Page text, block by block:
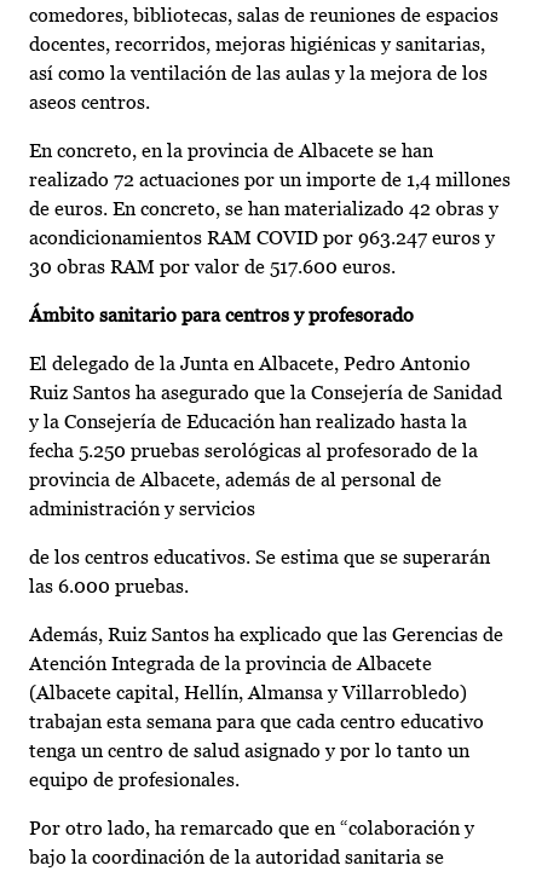
comedores, bibliotecas, salas de reuniones de espacios
docentes, recorridos, mejoras higiénicas y sanitarias,
así como la ventilación de las aulas y la mejora de los
aseos centros.
En concreto, en la provincia de Albacete se han
realizado 72 actuaciones por un importe de 1,4 millones
de euros. En concreto, se han materializado 42 obras y
acondicionamientos RAM COVID por 963.247 euros y
30 obras RAM por valor de 517.600 euros.
Ámbito sanitario para centros y profesorado
El delegado de la Junta en Albacete, Pedro Antonio
Ruiz Santos ha asegurado que la Consejería de Sanidad
y la Consejería de Educación han realizado hasta la
fecha 5.250 pruebas serológicas al profesorado de la
provincia de Albacete, además de al personal de
administración y servicios
de los centros educativos. Se estima que se superarán
las 6.000 pruebas.
Además, Ruiz Santos ha explicado que las Gerencias de
Atención Integrada de la provincia de Albacete
(Albacete capital, Hellín, Almansa y Villarrobledo)
trabajan esta semana para que cada centro educativo
tenga un centro de salud asignado y por lo tanto un
equipo de profesionales.
Por otro lado, ha remarcado que en “colaboración y
bajo la coordinación de la autoridad sanitaria se